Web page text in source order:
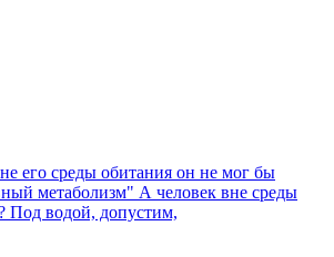
его среды обитания он не мог бы
метаболизм" А человек вне среды
Под водой, допустим,